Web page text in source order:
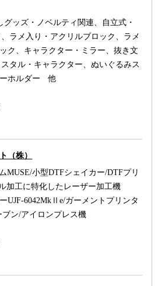
ッズ・ノベルティ関連、自立式・
ラメ入り・アクリルブロック、ラメ
ク、キャラクター・ミラー、抜き文
タル・キャラクター、ぬいぐるみス
ーホルダー 他
（株）
MUSE/小型DTFシェイカー/DTFプリ
加工に特化したレーザー加工機
UJF‐6042MkⅡe/ガーメントプリンタ
ブン/アイロンプレス機